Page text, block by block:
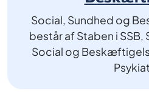
Social, Sundhed og
består af Staben i
Social og